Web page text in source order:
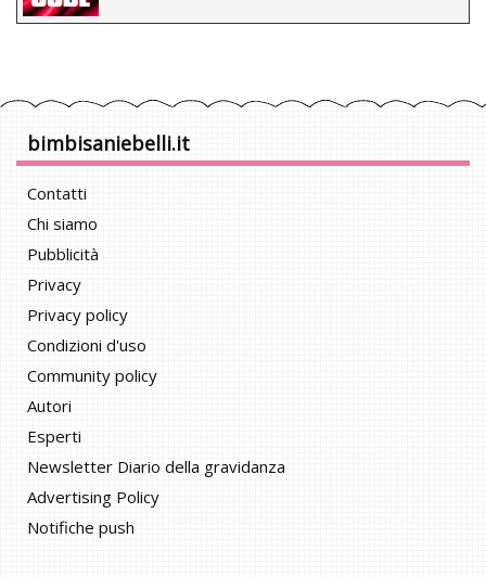
bimbisaniebelli.it
Contatti
Chi siamo
Pubblicità
Privacy
Privacy policy
Condizioni d'uso
Community policy
Autori
Esperti
Newsletter Diario della gravidanza
Advertising Policy
Notifiche push